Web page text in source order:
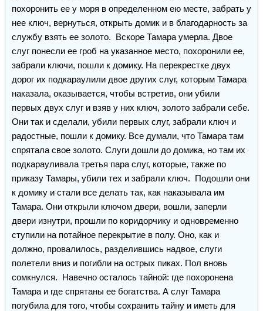
похоронить ее у моря в определенном ею месте, забрать у
нее ключ, вернуться, открыть домик и в благодарность за
службу взять ее золото.  Вскоре Тамара умерла. Двое
слуг понесли ее гроб на указанное место, похоронили ее,
забрали ключи, пошли к домику. На перекрестке двух
дорог их подкараулили двое других слуг, которым Тамара
наказала, оказывается, чтобы встретив, они убили
первых двух слуг и взяв у них ключ, золото забрали себе.
Они так и сделали, убили первых слуг, забрали ключ и
радостные, пошли к домику. Все думали, что Тамара там
спрятала свое золото. Слуги дошли до домика, но там их
подкарауливала третья пара слуг, которые, также по
приказу Тамары, убили тех и забрали ключ.  Подошли они
к домику и стали все делать так, как наказывала им
Тамара. Они открыли ключом двери, вошли, заперли
двери изнутри, прошли по коридорчику и одновременно
ступили на потайное перекрытие в полу. Оно, как и
должно, провалилось, разделившись надвое, слуги
полетели вниз и погибли на острых пиках. Пол вновь
сомкнулся.  Навечно осталось тайной: где похоронена
Тамара и где спрятаны ее богатства. А слуг Тамара
погубила для того, чтобы сохранить тайну и иметь для